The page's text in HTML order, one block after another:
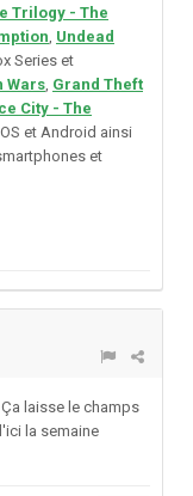
Trilogy - The
Undead
Series et
Wars Grand Theft
City - The
et Android ainsi
et
laisse le champs
la semaine